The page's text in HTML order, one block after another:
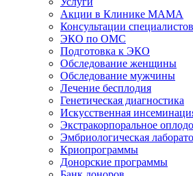
Акции в Клинике МАМА
Консультации специалистов
ЭКО по ОМС
Подготовка к ЭКО
Обследование женщины
Обследование мужчины
Лечение бесплодия
Генетическая диагностика
Искусственная
Экстракорпоральное
Эмбриологическая
Криопрограммы
Донорские программы